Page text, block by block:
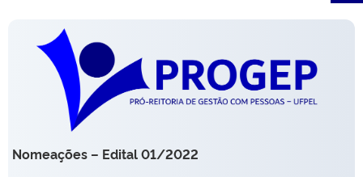
PORTARIAS
TELEFONES
Nomeações – Edital 01/2022